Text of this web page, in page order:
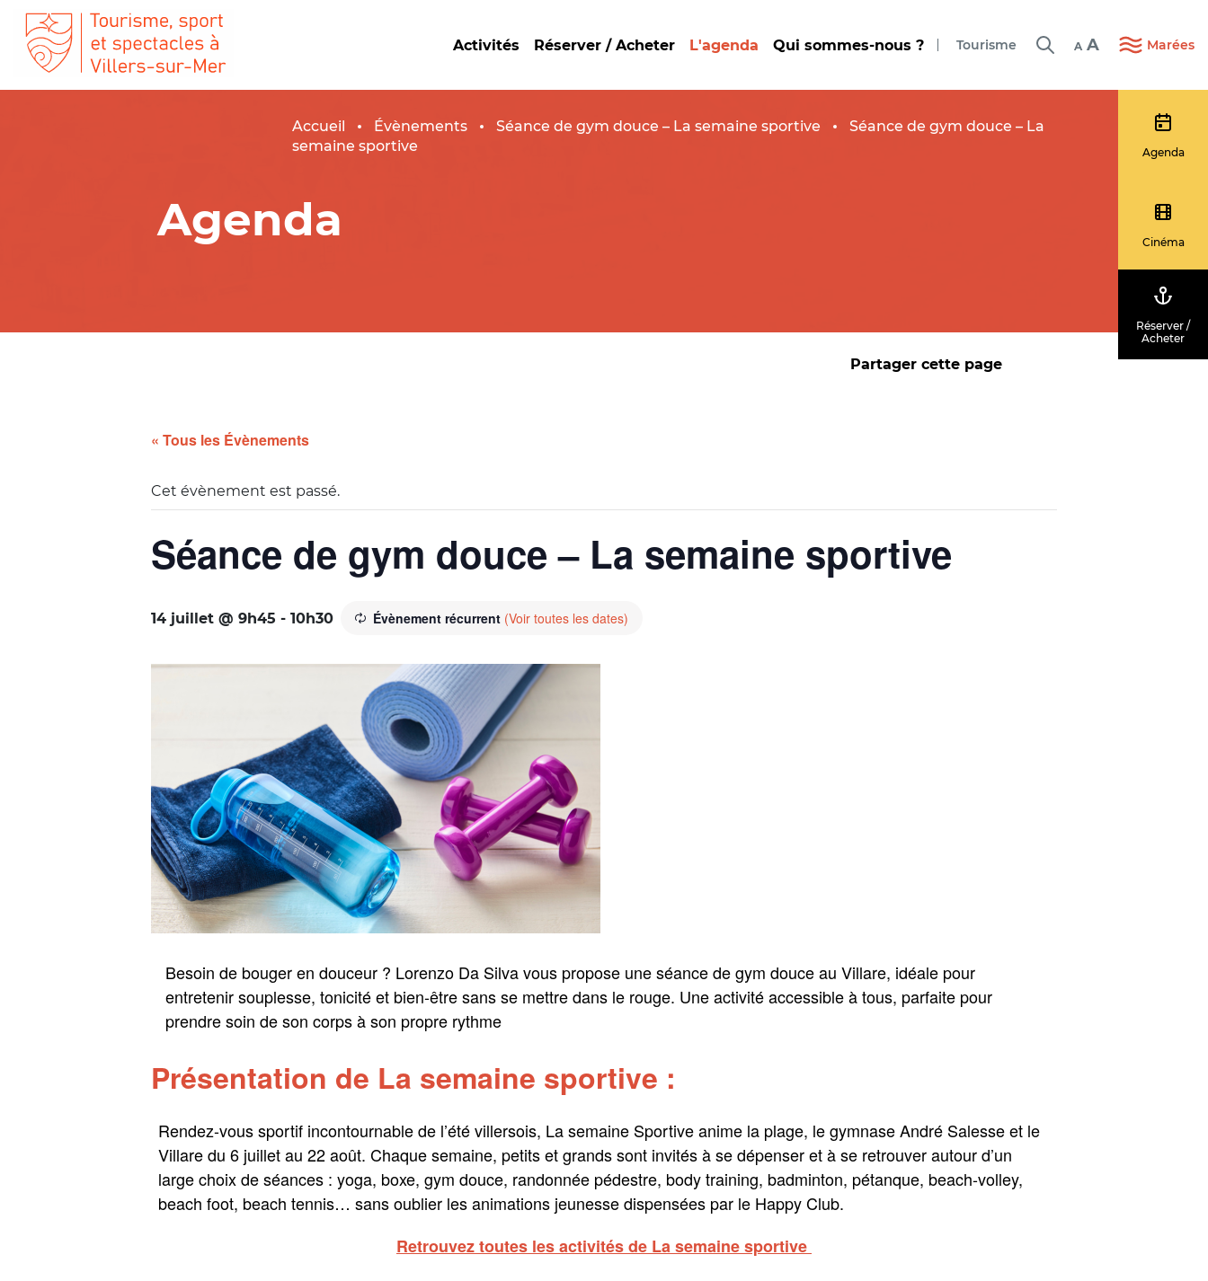
Activités Réserver / Acheter L'agenda Qui sommes-nous ? Tourisme A A Marées
Accueil Évènements Séance de gym douce – La semaine sportive
Séance de gym douce – La
semaine sportive
Agenda
Partager cette page
Agenda
Cinéma
Réserver /
Acheter
« Tous les Évènements
Cet évènement est passé.
Séance de gym douce – La semaine sportive
14 juillet @ 9h45 - 10h30 Évènement récurrent (Voir toutes les dates)
Besoin de bouger en douceur ? Lorenzo Da Silva vous propose une séance de gym douce au Villare, idéale pour
entretenir souplesse, tonicité et bien-être sans se mettre dans le rouge. Une activité accessible à tous, parfaite pour
prendre soin de son corps à son propre rythme
Présentation de La semaine sportive :
Rendez-vous sportif incontournable de l’été villersois, La semaine Sportive anime la plage, le gymnase André Salesse et le
Villare du 6 juillet au 22 août. Chaque semaine, petits et grands sont invités à se dépenser et à se retrouver autour d’un
large choix de séances : yoga, boxe, gym douce, randonnée pédestre, body training, badminton, pétanque, beach-volley,
beach foot, beach tennis… sans oublier les animations jeunesse dispensées par le Happy Club.
Retrouvez toutes les activités de La semaine sportive